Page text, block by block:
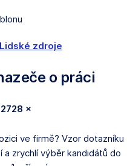
Lidské zdroje
o práci
2728 ×
ve firmě? Vzor dotazníku
a zrychlí výběr kandidátů do